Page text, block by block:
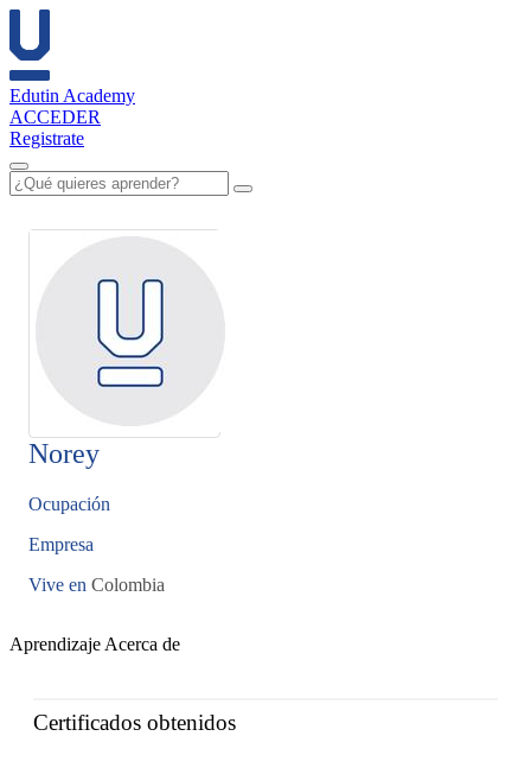
Edutin Academy
ACCEDER
Registrate
Norey
Ocupación
Empresa
Vive en Colombia
Aprendizaje Acerca de
Certificados obtenidos